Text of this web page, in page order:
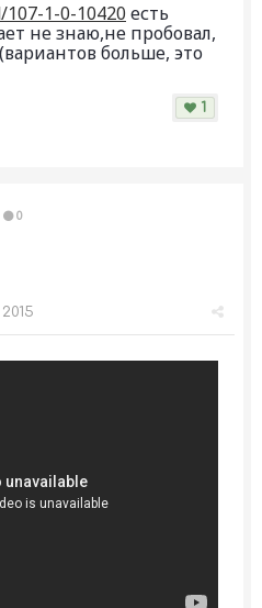
1-0-10420 есть
не знаю,не пробовал,
больше, это
1
0